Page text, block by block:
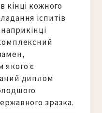
кінці кожного
іспитів
наприкінці
якого є
диплом
зразка.